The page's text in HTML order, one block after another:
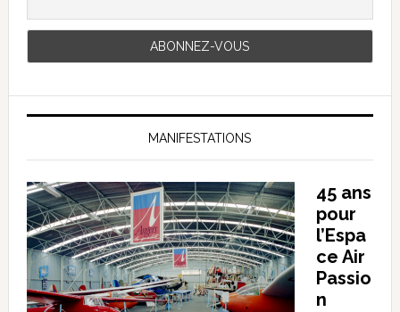
MANIFESTATIONS
45 ans
pour
l’Espa
ce Air
Passio
n